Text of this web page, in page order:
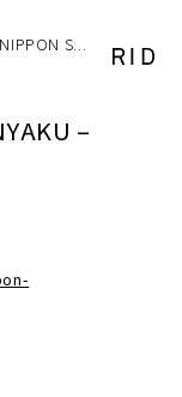
S...
–